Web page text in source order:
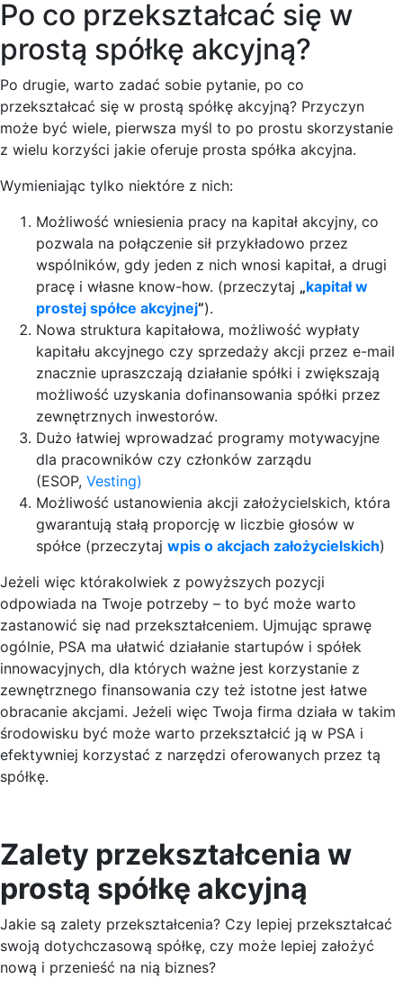
Po co przekształcać się w
prostą spółkę akcyjną?
Po drugie, warto zadać sobie pytanie, po co
przekształcać się w prostą spółkę akcyjną? Przyczyn
może być wiele, pierwsza myśl to po prostu skorzystanie
z wielu korzyści jakie oferuje prosta spółka akcyjna.
Wymieniając tylko niektóre z nich:
Możliwość wniesienia pracy na kapitał akcyjny, co
pozwala na połączenie sił przykładowo przez
wspólników, gdy jeden z nich wnosi kapitał, a drugi
pracę i własne know-how. (przeczytaj „kapitał w
prostej spółce akcyjnej”).
Nowa struktura kapitałowa, możliwość wypłaty
kapitału akcyjnego czy sprzedaży akcji przez e-mail
znacznie upraszczają działanie spółki i zwiększają
możliwość uzyskania dofinansowania spółki przez
zewnętrznych inwestorów.
Dużo łatwiej wprowadzać programy motywacyjne
dla pracowników czy członków zarządu
(ESOP, Vesting)
Możliwość ustanowienia akcji założycielskich, która
gwarantują stałą proporcję w liczbie głosów w
spółce (przeczytaj wpis o akcjach założycielskich)
Jeżeli więc którakolwiek z powyższych pozycji
odpowiada na Twoje potrzeby – to być może warto
zastanowić się nad przekształceniem. Ujmując sprawę
ogólnie, PSA ma ułatwić działanie startupów i spółek
innowacyjnych, dla których ważne jest korzystanie z
zewnętrznego finansowania czy też istotne jest łatwe
obracanie akcjami. Jeżeli więc Twoja firma działa w takim
środowisku być może warto przekształcić ją w PSA i
efektywniej korzystać z narzędzi oferowanych przez tą
spółkę.
Zalety przekształcenia w
prostą spółkę akcyjną
Jakie są zalety przekształcenia? Czy lepiej przekształcać
swoją dotychczasową spółkę, czy może lepiej założyć
nową i przenieść na nią biznes?